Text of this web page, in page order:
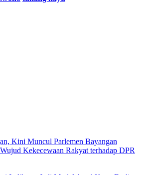
Kini Muncul Parlemen Bayangan
Kekecewaan Rakyat terhadap DPR